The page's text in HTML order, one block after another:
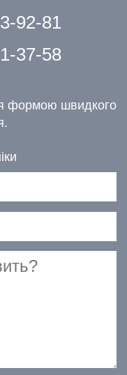
92-81
37-58
формою швидкого